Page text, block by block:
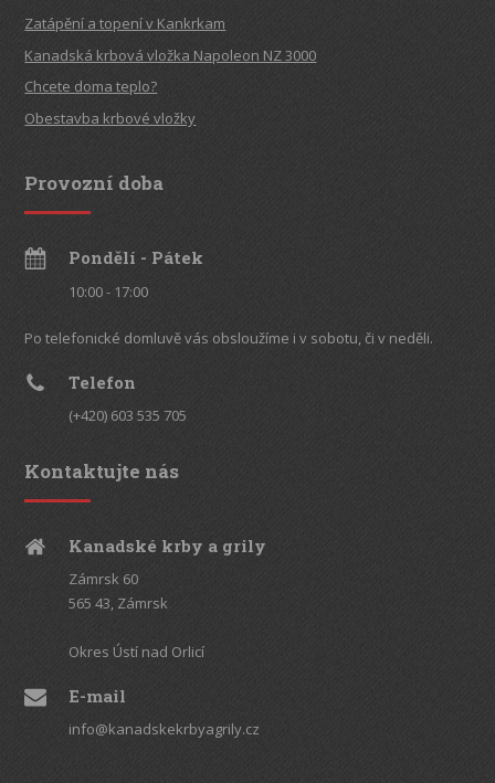
Zatápění a topení v Kankrkam
Kanadská krbová vložka Napoleon NZ 3000
Chcete doma teplo?
Obestavba krbové vložky
Provozní doba
Pondělí - Pátek
10:00 - 17:00
Po telefonické domluvě vás obsloužíme i v sobotu, či v neděli.
Telefon
(+420) 603 535 705
Kontaktujte nás
Kanadské krby a grily
Zámrsk 60
565 43, Zámrsk
Okres Ústí nad Orlicí
E-mail
info@kanadskekrbyagrily.cz